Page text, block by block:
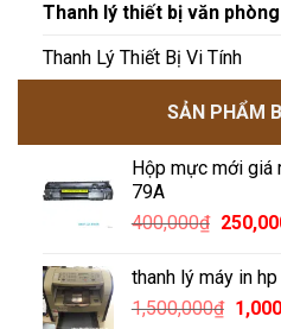
Thanh lý thiết bị văn phòng
Thanh Lý Thiết Bị Vi Tính
SẢN PHẨM
Hộp mực mới giá
79A
400,000₫ Giá
là:
thanh lý máy in
1,500,000₫ Giá